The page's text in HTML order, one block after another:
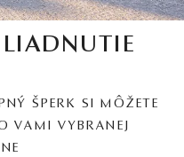
ŠPERK SI MÔŽETE
VAMI VYBRANEJ